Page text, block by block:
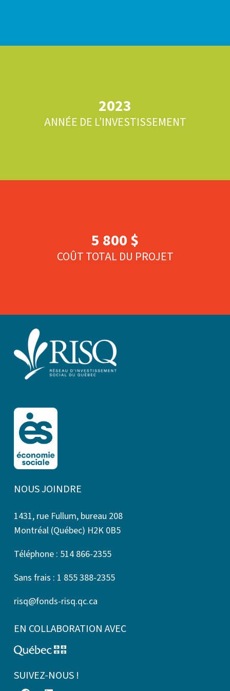
2023
ANNÉE DE L’INVESTISSEMENT
5 800 $
COÛT TOTAL DU PROJET
NOUS JOINDRE
1431, rue Fullum, bureau 208
Montréal (Québec) H2K 0B5
Téléphone : 514 866-2355
Sans frais : 1 855 388-2355
risq@fonds-risq.qc.ca
EN COLLABORATION AVEC
SUIVEZ-NOUS !